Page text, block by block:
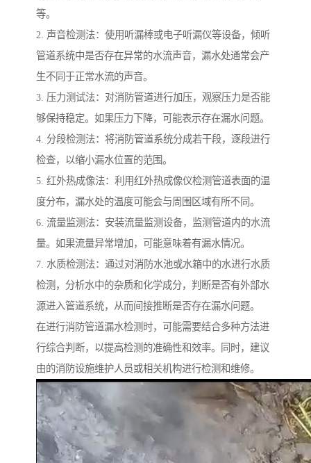
等。
2. 声音检测法：使用听漏棒或电子听漏仪等设备，倾听
管道系统中是否存在异常的水流声音，漏水处通常会产
生不同于正常水流的声音。
3. 压力测试法：对消防管道进行加压，观察压力是否能
够保持稳定。如果压力下降，可能表示存在漏水问题。
4. 分段检测法：将消防管道系统分成若干段，逐段进行
检查，以缩小漏水位置的范围。
5. 红外热成像法：利用红外热成像仪检测管道表面的温
度分布，漏水处的温度可能会与周围区域有所不同。
6. 流量监测法：安装流量监测设备，监测管道内的水流
量。如果流量异常增加，可能意味着有漏水情况。
7. 水质检测法：通过对消防水池或水箱中的水进行水质
检测，分析水中的杂质和化学成分，判断是否有外部水
源进入管道系统，从而间接推断是否存在漏水问题。
在进行消防管道漏水检测时，可能需要结合多种方法进
行综合判断，以提高检测的准确性和效率。同时，建议
由的消防设施维护人员或相关机构进行检测和维修。